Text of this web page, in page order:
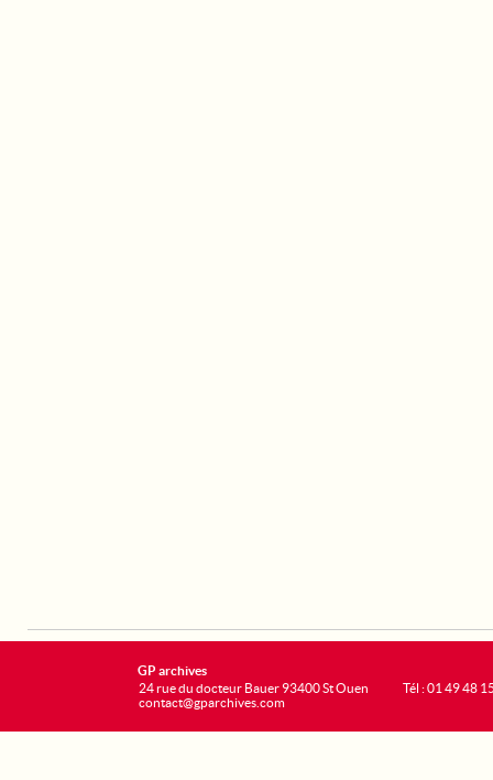
GP archives
24 rue du docteur Bauer 93400 St Ouen
contact@gparchives.com
Tél : 01 49 48